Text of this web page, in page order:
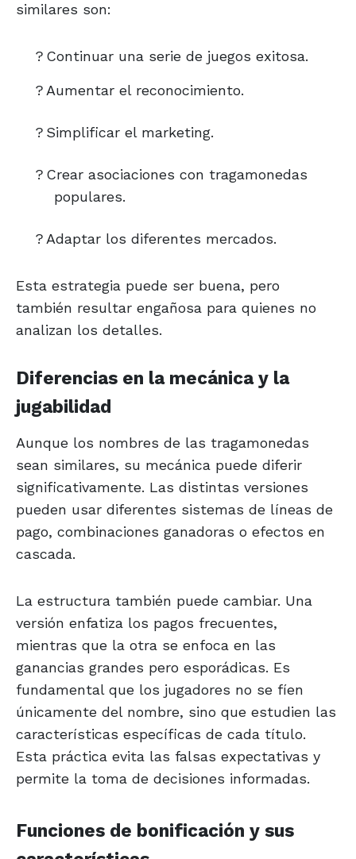
similares son:
? Continuar una serie de juegos exitosa.
?Aumentar el reconocimiento.
? Simplificar el marketing.
? Crear asociaciones con tragamonedas
populares.
?Adaptar los diferentes mercados.
Esta estrategia puede ser buena, pero
también resultar engañosa para quienes no
analizan los detalles.
Diferencias en la mecánica y la
jugabilidad
Aunque los nombres de las tragamonedas
sean similares, su mecánica puede diferir
significativamente. Las distintas versiones
pueden usar diferentes sistemas de líneas de
pago, combinaciones ganadoras o efectos en
cascada.
La estructura también puede cambiar. Una
versión enfatiza los pagos frecuentes,
mientras que la otra se enfoca en las
ganancias grandes pero esporádicas. Es
fundamental que los jugadores no se fíen
únicamente del nombre, sino que estudien las
características específicas de cada título.
Esta práctica evita las falsas expectativas y
permite la toma de decisiones informadas.
Funciones de bonificación y sus